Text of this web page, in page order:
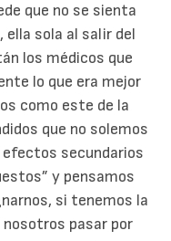
que no se sienta
sola al salir del
los médicos que
lo que era mejor
como este de la
que no solemos
secundarios
y pensamos
si tenemos la
pasar por